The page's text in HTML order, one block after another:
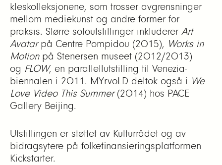
kleskolleksjonene, som trosser avgrensninger
mellom mediekunst og andre former for
praksis. Større soloutstillinger inkluderer Art
Avatarpå Centre Pompidou (2015), Works in
Motionpå Stenersen museet (2012/2013)
og FLOW, en parallellutstilling til Venezia-
biennalen i 2011. MYrvoLD deltok også i We
Love Video This Summer(2014) hos PACE
Gallery Beijing.
Utstillingen er støttet av Kulturrådet og av
bidragsytere på folkefinansieringsplatformen
Kickstarter.